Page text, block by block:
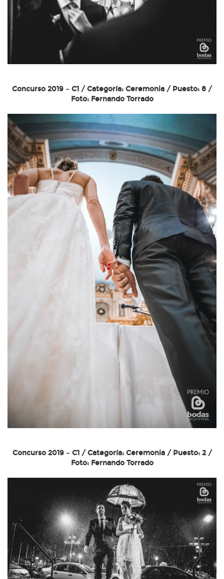
Concurso 2019 – C1 / Categoría: Ceremonia / Puesto: 8 /
Foto: Fernando Torrado
Concurso 2019 – C1 / Categoría: Ceremonia / Puesto: 2 /
Foto: Fernando Torrado